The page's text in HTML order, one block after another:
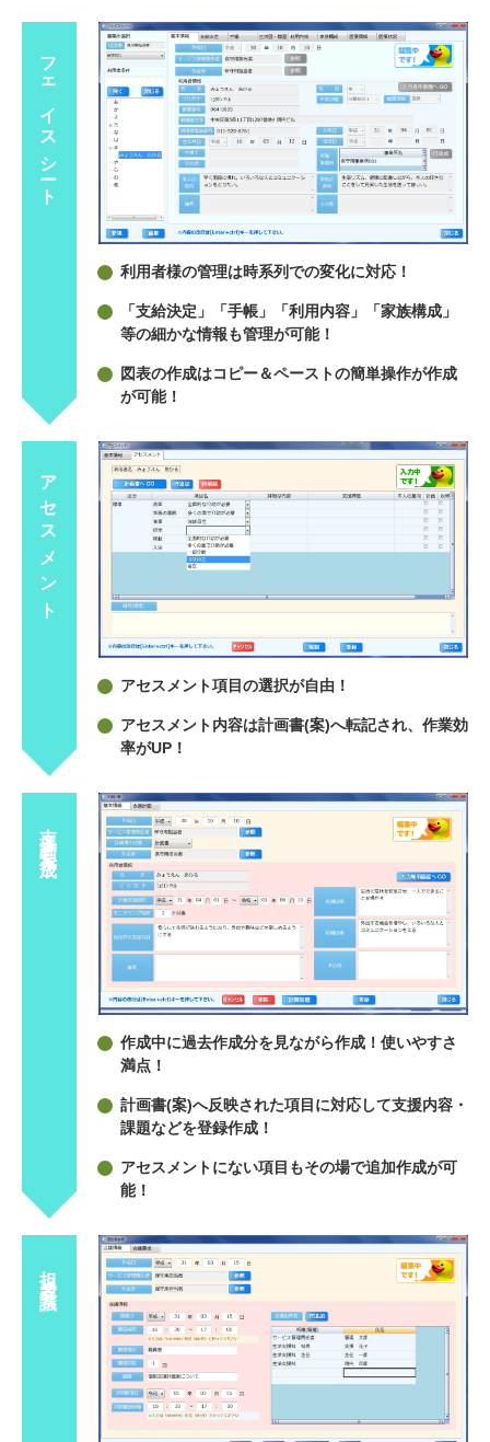
フェイスシート
利用者様の管理は時系列での変化に対応！
「支給決定」「手帳」「利用内容」「家族構成」
等の細かな情報も管理が可能！
図表の作成はコピー＆ペーストの簡単操作が作成
が可能！
アセスメント
アセスメント項目の選択が自由！
アセスメント内容は計画書(案)へ転記され、作業効
率がUP！
支援計画案作成
作成中に過去作成分を見ながら作成！使いやすさ
満点！
計画書(案)へ反映された項目に対応して支援内容・
課題などを登録作成！
アセスメントにない項目もその場で追加作成が可
能！
担当者会議